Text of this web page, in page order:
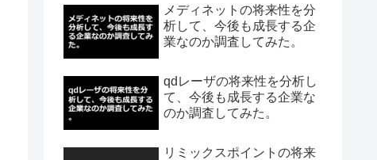
メディネットの将来性を分
析して、今後も成長する企
業なのか調査してみた。
qdレーザの将来性を分析し
て、今後も成長する企業な
のか調査してみた。
リミックスポイントの将来